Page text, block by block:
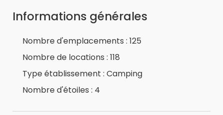
Informations générales
Nombre d'emplacements : 125
Nombre de locations : 118
Type établissement : Camping
Nombre d'étoiles : 4